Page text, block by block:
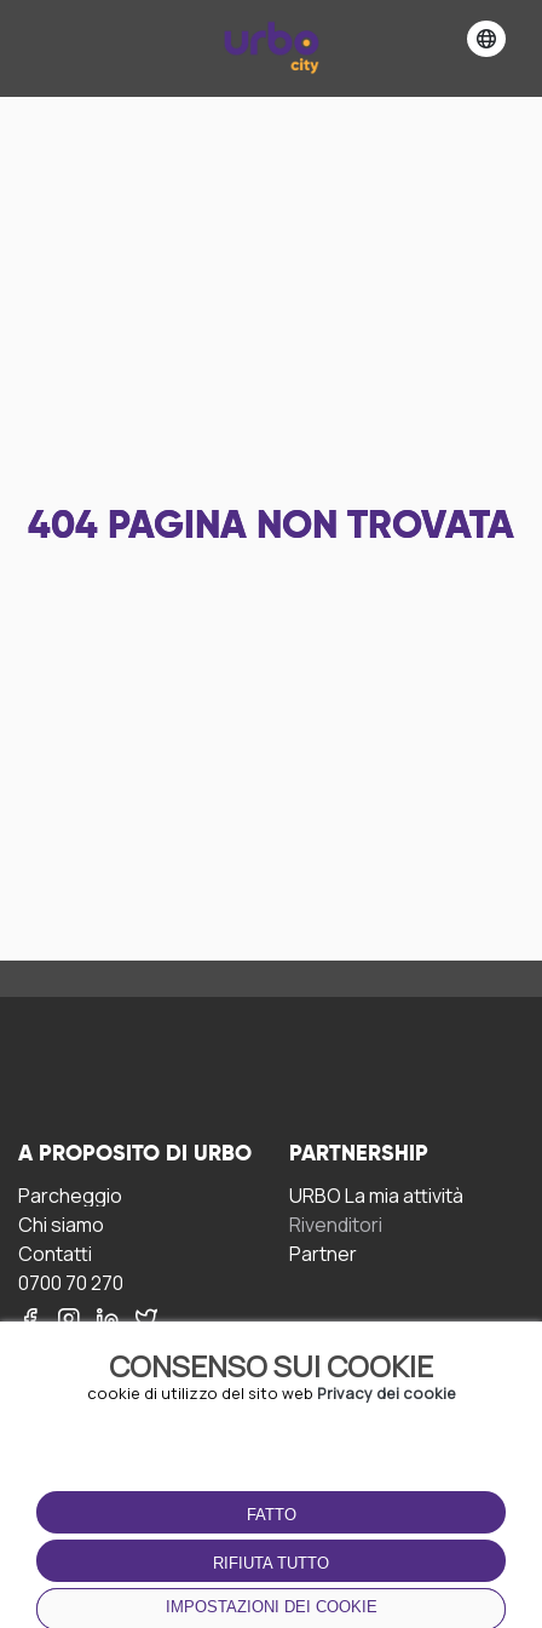
404 PAGINA NON TROVATA
CONSENSO SUI COOKIE
cookie di utilizzo del sito web Privacy dei cookie
FATTO
RIFIUTA TUTTO
IMPOSTAZIONI DEI COOKIE
A PROPOSITO DI URBO
Parcheggio
Chi siamo
Contatti
0700 70 270
PARTNERSHIP
URBO La mia attività
Rivenditori
Partner
CONDIZIONI D'USO
Termini e Condizioni
Politica sulla riservatezza
Gestione dei Cookie
SCARICA L'APP